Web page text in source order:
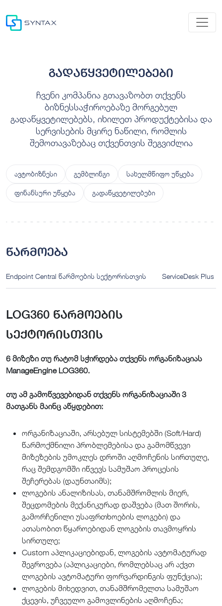
გადაწყვეტილებები
ჩვენი კომპანია გთავაზობთ თქვენს
ბიზნესსაჭიროებაზე მორგებულ
გადაწყვეტილებებს, იხილეთ პროდუქტებისა და
სერვისების მცირე ნაწილი, რომლის
შემოთავაზებაც თქვენთვის შეგვიძლია
ავტობიზნესი გემბლინგი სახელმწიფო უწყება
ფინანსური უწყება გადაწყვეტილებები
წარმოება
Endpoint Central წარმოების სექტორისთვის ServiceDesk Plus
LOG360 წარმოების
სექტორისთვის
6 მიზეზი თუ რატომ სჭირდება თქვენს ორგანიზაციას
ManageEngine LOG360.
თუ ამ გამოწვევებიდან თქვენს ორგანიზაციაში 3
მათგანს მაინც აწყდებით:
ორგანიზაციაში, არსებულ სისტემებში (Soft/Hard)
წარმოქმნილი პრობლემებისა და გამომწვევი
მიზეზების უმოკლეს დროში აღმოჩენის სირთულე,
რაც შემდგომში იწვევს სამუშაო პროცესის
შეჩერებას (დაუნთაიმს);
ლოგების ანალიზისას, თანამშრომლის მიერ,
შეცდომების მექანიკურად დაშვება (მათ შორის,
გამორჩენილი უსაფრთხოების ლოგები) და
ათასობით წყაროებიდან ლოგების თავმოყრის
სირთულე;
Custom აპლიკაციებიდან, ლოგების ავტომატურად
შეგროვება (აპლიკაციები, რომლებსაც არ აქვთ
ლოგების ავტომატური ფორვარდინგის ფუნქცია);
ლოგების მიხედვით, თანამშრომელთა სამუშაო
ქცევის, უჩვეულო გამოვლინების აღმოჩენა;